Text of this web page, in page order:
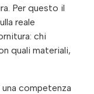
Per questo il
reale
chi
quali materiali,
competenza